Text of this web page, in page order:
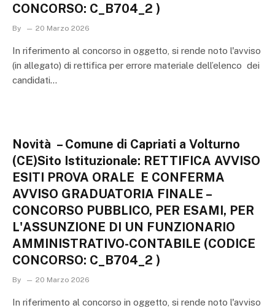
CONCORSO: C_B704_2 )
By 20 Marzo 2026
In riferimento al concorso in oggetto, si rende noto l'avviso
(in allegato) di rettifica per errore materiale dell’elenco dei
candidati…
Novità – Comune di Capriati a Volturno
(CE)Sito Istituzionale: RETTIFICA AVVISO
ESITI PROVA ORALE  E CONFERMA
AVVISO GRADUATORIA FINALE –
CONCORSO PUBBLICO, PER ESAMI, PER
L'ASSUNZIONE DI UN FUNZIONARIO
AMMINISTRATIVO-CONTABILE (CODICE
CONCORSO: C_B704_2 )
By 20 Marzo 2026
In riferimento al concorso in oggetto, si rende noto l'avviso